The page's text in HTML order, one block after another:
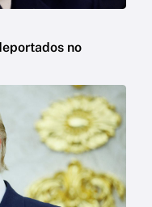
no